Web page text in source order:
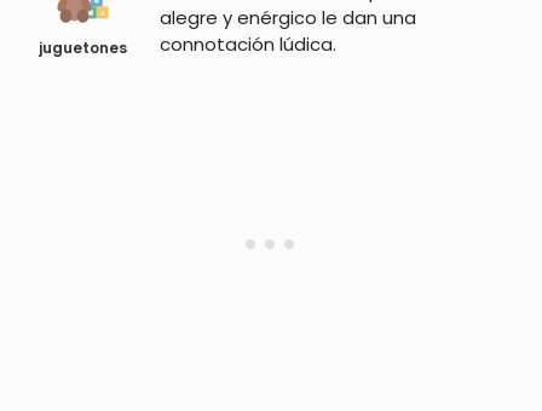
juguetones
alegre y enérgico le dan una
connotación lúdica.